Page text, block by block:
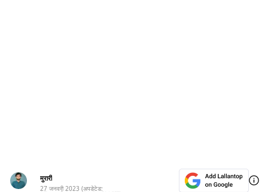
मुरारी
27 जनवरी 2023 (अपडेटेड: